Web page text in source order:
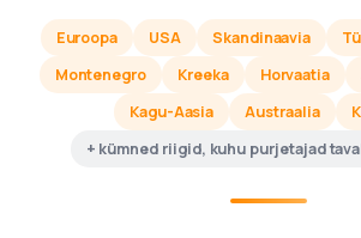
Euroopa USA Skandinaavia
Montenegro
Kreeka Horvaatia
Kagu-Aasia
Austraalia
+ kümned riigid, kuhu purjetajad